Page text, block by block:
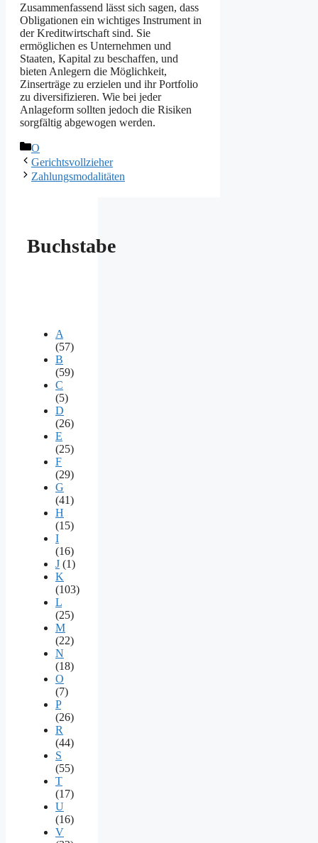
Zusammenfassend lässt sich sagen, dass
Obligationen ein wichtiges Instrument in
der Kreditwirtschaft sind. Sie
ermöglichen es Unternehmen und
Staaten, Kapital zu beschaffen, und
bieten Anlegern die Möglichkeit,
Zinserträge zu erzielen und ihr Portfolio
zu diversifizieren. Wie bei jeder
Anlageform sollten jedoch die Risiken
sorgfältig abgewogen werden.
Kategorien
O
Gerichtsvollzieher
Zahlungsmodalitäten
Buchstabe
A
(57)
B
(59)
C
(5)
D
(26)
E
(25)
F
(29)
G
(41)
H
(15)
I
(16)
J (1)
K
(103)
L
(25)
M
(22)
N
(18)
O
(7)
P
(26)
R
(44)
S
(55)
T
(17)
U
(16)
V